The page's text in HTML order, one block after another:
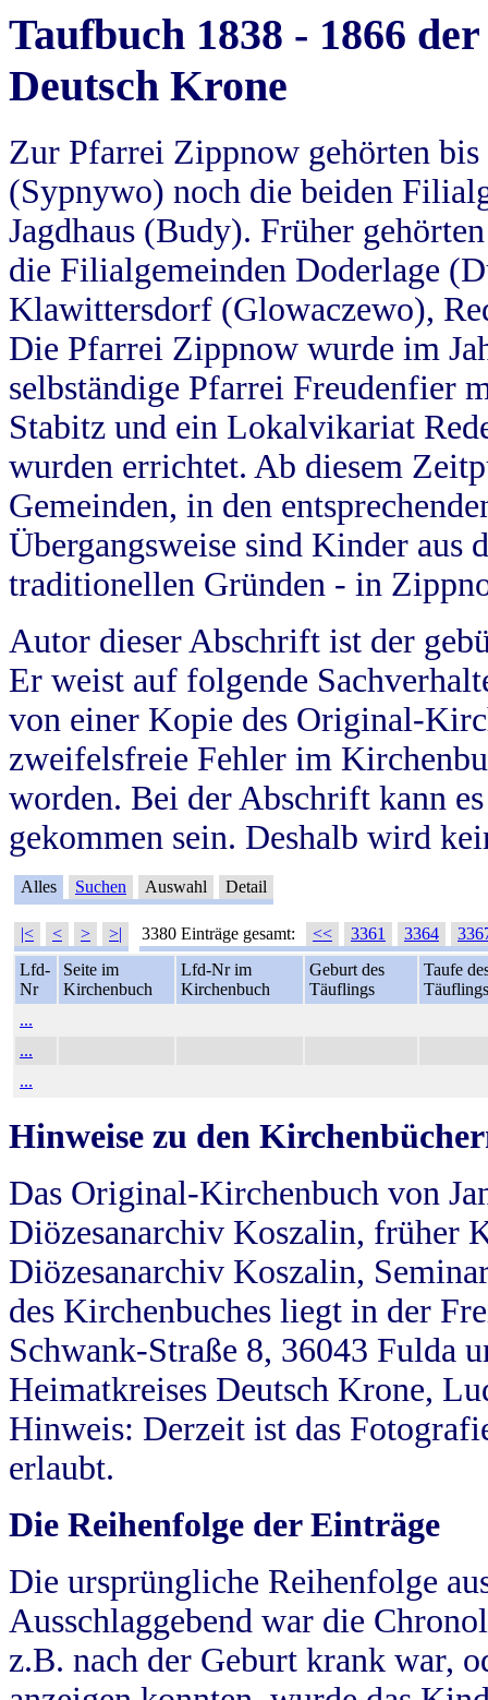
Taufbuch 1838 - 1866
Deutsch Krone
Zur Pfarrei Zippnow gehörten
(Sypnywo) noch die beiden
Jagdhaus (Budy). Früher
die Filialgemeinden Doderlage
Klawittersdorf (Glowaczewo),
Die Pfarrei Zippnow wurde im
selbständige Pfarrei Freudenfier
Stabitz und ein Lokalvikariat
wurden errichtet. Ab diesem
Gemeinden, in den
Übergangsweise sind Kinder aus
traditionellen Gründen - in
Autor dieser Abschrift ist der
Er weist auf folgende
von einer Kopie des Original-
zweifelsfreie Fehler im
worden. Bei der Abschrift kann
gekommen sein. Deshalb wird
Alles Suchen Auswahl Detail
|< < > >| 3380 Einträge gesamt: << 3361 3364
Lfd-
Nr
Seite im
Kirchenbuch
Lfd-Nr im
Kirchenbuch
Geburt des
Täuflings
Taufe
Täuflings
...
...
...
Hinweise zu den
Das Original-Kirchenbuch von
Diözesanarchiv Koszalin, früher
Diözesanarchiv Koszalin,
des Kirchenbuches liegt in der
Schwank-Straße 8, 36043 Fulda
Heimatkreises Deutsch Krone,
Hinweis: Derzeit ist das
erlaubt.
Die Reihenfolge der Einträge
Die ursprüngliche Reihenfolge
Ausschlaggebend war die
z.B. nach der Geburt krank war,